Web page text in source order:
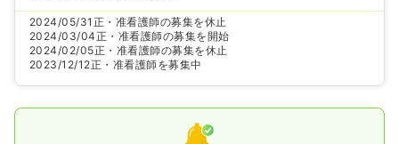
2024/05/31 正・准看護師の募集を休止
2024/03/04正・准看護師の募集を開始
2024/02/05正・准看護師の募集を休止
2023/12/12正・准看護師を募集中